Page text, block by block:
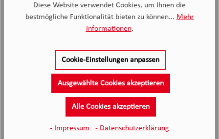
Hersteller Informationen
2.138
bewertet
Diese Website verwendet Cookies, um Ihnen die
bestmögliche Funktionalität bieten zu können... Mehr
Informationen.
Cookie-Einstellungen anpassen
Ausgewählte Cookies akzeptieren
Alle Cookies akzeptieren
- Impressum - Datenschutzerklärung